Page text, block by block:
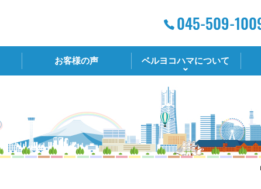
お客様の声 ベルヨコハマについて